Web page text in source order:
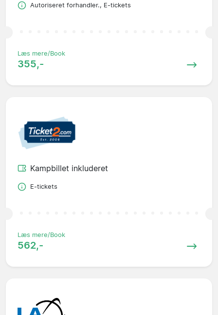
Autoriseret forhandler., E-tickets
Læs mere/Book
355,-
Kampbillet inkluderet
E-tickets
Læs mere/Book
562,-